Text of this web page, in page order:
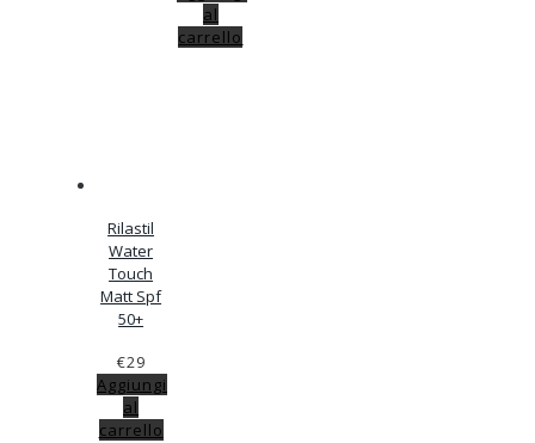
al
carrello
Rilastil
Water
Touch
Matt Spf
50+
€29
Aggiungi
al
carrello